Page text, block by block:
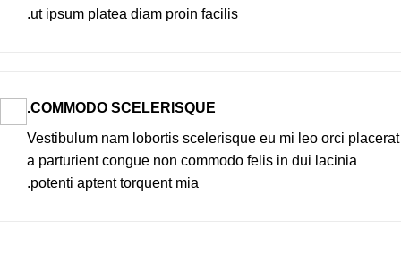
ut ipsum platea diam proin facilis.
COMMODO SCELERISQUE.
Vestibulum nam lobortis scelerisque eu mi leo orci placerat
a parturient congue non commodo felis in dui lacinia
potenti aptent torquent mia.